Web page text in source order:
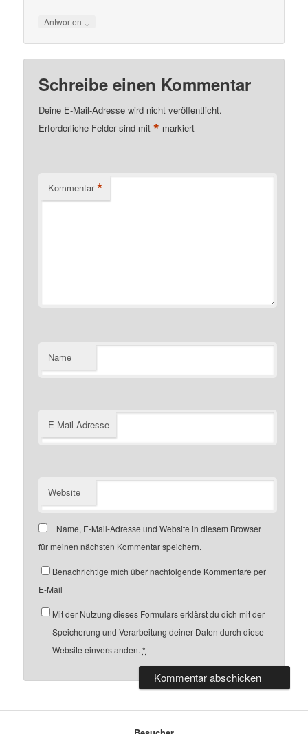
Antworten ↓
Schreibe einen Kommentar
Deine E-Mail-Adresse wird nicht veröffentlicht.
Erforderliche Felder sind mit* markiert
Kommentar *
Name
E-Mail-Adresse
Website
Name, E-Mail-Adresse und Website in diesem Browser
für meinen nächsten Kommentar speichern.
Benachrichtige mich über nachfolgende Kommentare per
E-Mail
Mit der Nutzung dieses Formulars erklärst du dich mit der
Speicherung und Verarbeitung deiner Daten durch diese
Website einverstanden.*